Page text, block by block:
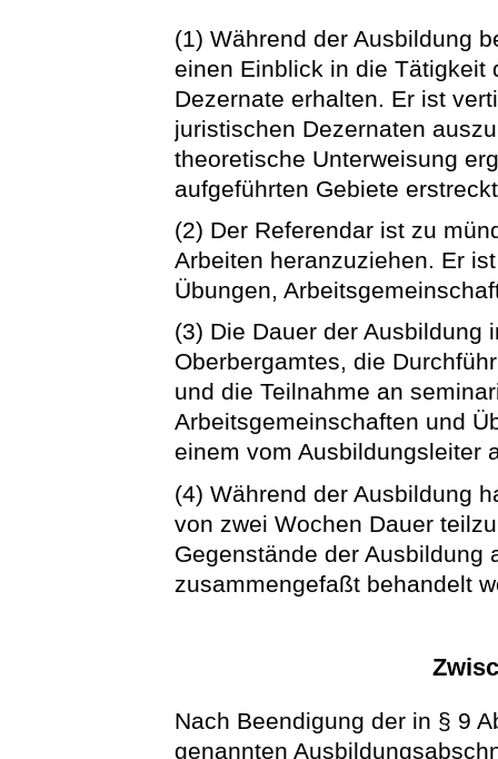
(1) Während der Ausbildung
einen Einblick in die Tätigkeit
Dezernate erhalten. Er ist
juristischen Dezernaten
theoretische Unterweisung
aufgeführten Gebiete
(2) Der Referendar ist zu
Arbeiten heranzuziehen. Er
Übungen,
(3) Die Dauer der Ausbildung
Oberbergamtes, die
und die Teilnahme an
Arbeitsgemeinschaften und
einem vom Ausbildungsleiter
(4) Während der Ausbildung
von zwei Wochen Dauer
Gegenstände der Ausbildung
zusammengefaßt behandelt
Nach Beendigung der in § 9
genannten